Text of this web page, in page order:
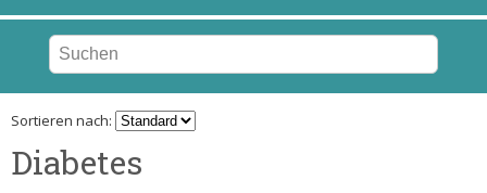
Sortieren nach:
Diabetes